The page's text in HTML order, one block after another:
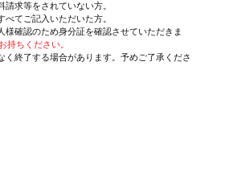
求等をされていない方。
てご記入いただいた方。
様確認のため身分証を確認させていただきま
持ちください。
く終了する場合があります。予めご了承くださ